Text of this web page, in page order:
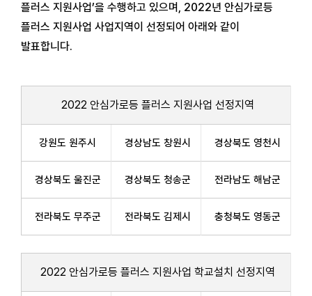
플러스 지원사업’을 수행하고 있으며, 2022년 안심가로등
플러스 지원사업 사업지역이 선정되어 아래와 같이
발표합니다.
2022 안심가로등 플러스 지원사업 선정지역
강원도 원주시 경상남도 창원시 경상북도 영천시
경상북도 울진군 경상북도 청송군 전라남도 해남군
전라북도 무주군 전라북도 김제시 충청북도 영동군
2022 안심가로등 플러스 지원사업 학교설치 선정지역